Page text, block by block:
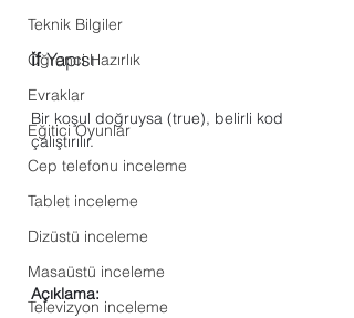
Teknik Bilgiler
Öğrenci Hazırlık
Evraklar
Eğitici Oyunlar
Cep telefonu inceleme
Tablet inceleme
Dizüstü inceleme
Masaüstü inceleme
Televizyon inceleme
if Yapısı
Bir koşul doğruysa (true), belirli kod
çalıştırılır.
Açıklama: